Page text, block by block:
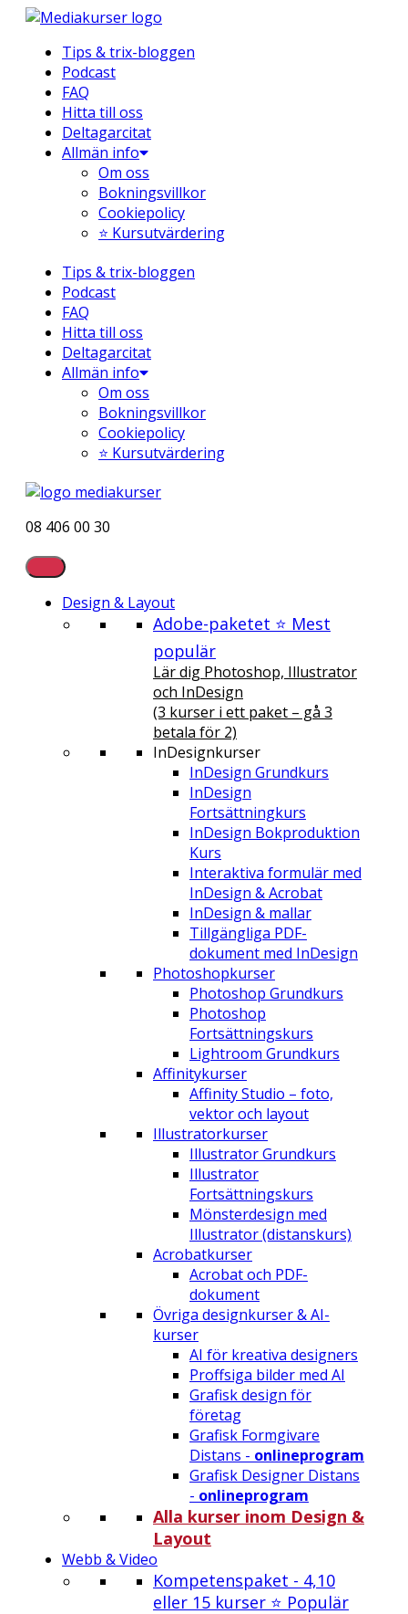
Hoppa
innehåll Tips & trix-bloggen
Podcast
FAQ
Hitta till oss
Deltagarcitat
Allmän info
Om oss
Bokningsvillkor
Cookiepolicy
⭐ Kursutvärdering
Tips & trix-bloggen
Podcast
FAQ
Hitta till oss
Deltagarcitat
Allmän info
Om oss
Bokningsvillkor
Cookiepolicy
⭐ Kursutvärdering
08 406 00 30
Design & Layout
Adobe-paketet ⭐ Mest
populär
Lär dig Photoshop, Illustrator
och InDesign
(3 kurser i ett paket – gå 3
betala för 2)
InDesignkurser
InDesign Grundkurs
InDesign
Fortsättningkurs
InDesign Bokproduktion
Kurs
Interaktiva formulär med
InDesign & Acrobat
InDesign & mallar
Tillgängliga PDF-
dokument med InDesign
Photoshopkurser
Photoshop Grundkurs
Photoshop
Fortsättningskurs
Lightroom Grundkurs
Affinitykurser
Affinity Studio – foto,
vektor och layout
Illustratorkurser
Illustrator Grundkurs
Illustrator
Fortsättningskurs
Mönsterdesign med
Illustrator (distanskurs)
Acrobatkurser
Acrobat och PDF-
dokument
Övriga designkurser & AI-
kurser
AI för kreativa designers
Proffsiga bilder med AI
Grafisk design för
företag
Grafisk Formgivare
Distans - onlineprogram
Grafisk Designer Distans
- onlineprogram
Alla kurser inom Design &
Layout
Webb & Video
Kompetenspaket - 4,10
eller 15 kurser ⭐ Populär